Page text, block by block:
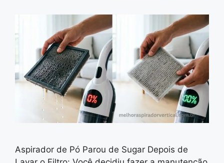
Aspirador de Pó Parou de Sugar Depois de